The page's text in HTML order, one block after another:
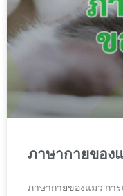
ภาษากายของ
ภาษากายของแมว กา